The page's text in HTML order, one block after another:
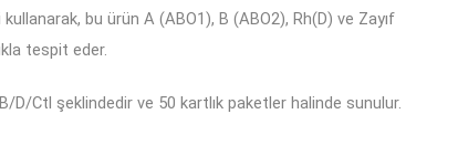
bu ürün A (ABO1), B (ABO2), Rh(D) ve Zayıf
tespit eder.
Ctl şeklindedir ve 50 kartlık paketler halinde sunulur.